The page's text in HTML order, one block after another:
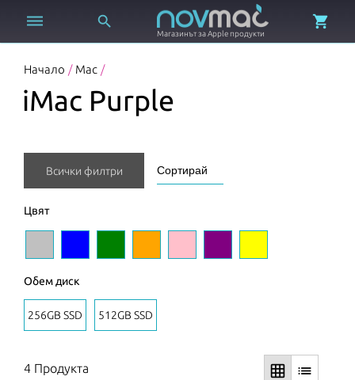
 
Магазинът за Apple продукти

Начало / Mac /
iMac Purple
Всички филтри
Цвят
Обем диск
256GB SSD 512GB SSD
4 Продукта grid_on list